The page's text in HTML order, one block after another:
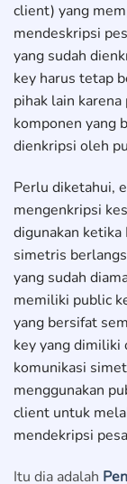
client) yang
mendeskripsi
yang sudah
key harus tetap
pihak lain
komponen yang
dienkripsi oleh
Perlu diketahui,
mengenkripsi
digunakan
simetris
yang sudah
memiliki public
yang bersifat
key yang dimiliki
komunikasi
menggunakan
client untuk
mendekripsi
Itu dia adalah